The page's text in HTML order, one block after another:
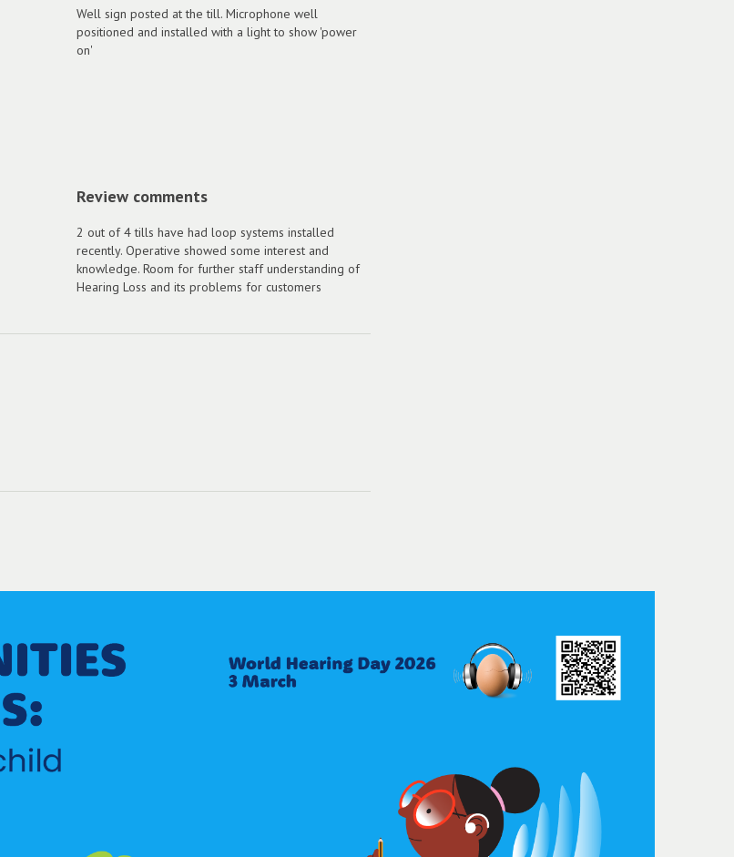
Well sign posted at the till. Microphone well
positioned and installed with a light to show 'power
on'
Review comments
2 out of 4 tills have had loop systems installed
recently. Operative showed some interest and
knowledge. Room for further staff understanding of
Hearing Loss and its problems for customers